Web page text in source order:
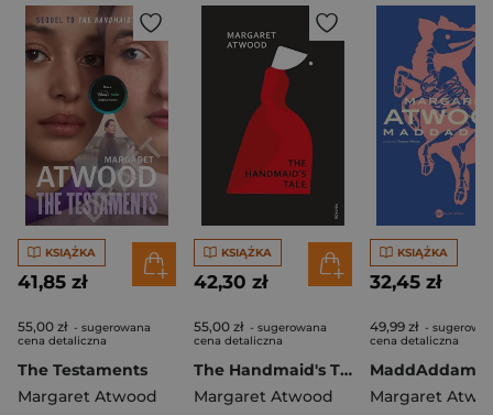
KSIĄŻKA
41,85 zł
55,00 zł - sugerowana
cena detaliczna
The Testaments
Margaret Atwood
KSIĄŻKA
42,30 zł
55,00 zł - sugerowana
cena detaliczna
The Handmaid's Tale wer. angielska
Margaret Atwood
KSIĄŻKA
32,45 zł
49,99 zł -
cena detaliczna
MaddAddam
Margaret